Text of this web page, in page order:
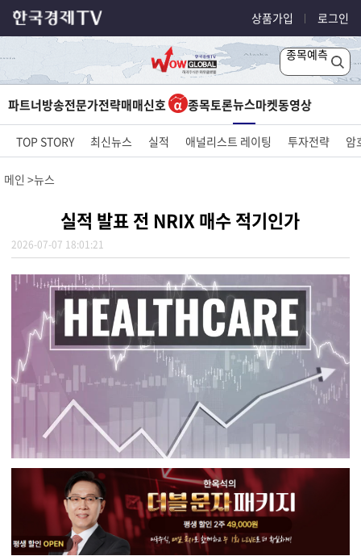
상품가입 로그인
종목예측
파트너방송전문가전략매매신호 종목토론뉴스마켓동영상
TOP STORY 최신뉴스 실적 애널리스트 레이팅 투자전략 암
메인 뉴스
실적 발표 전 NRIX 매수 적기인가
2026-07-07 18:01:21